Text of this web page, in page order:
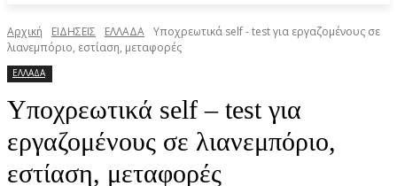
Αρχική ΕΙΔΗΣΕΙΣ ΕΛΛΑΔΑ Υποχρεωτικά self - test για εργαζομένους σε
λιανεμπόριο, εστίαση, μεταφορές
ΕΛΛΑΔΑ
Υποχρεωτικά self – test για
εργαζομένους σε λιανεμπόριο,
εστίαση, μεταφορές